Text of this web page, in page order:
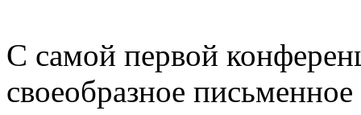
С самой первой
своеобразное